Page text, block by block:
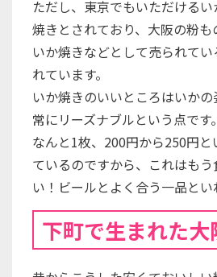
ただし、東京でもいただける
焼きとされており、大阪の粉
いか焼きなどとして売られて
れています。
いか焼きのいいところはいか
常にリーズナブルという点です。
なんと1枚、200円から250円
ているのですから、これはも
い！ビールとよく合う一品とい
下町で生まれた大